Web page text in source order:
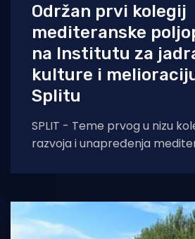
Održan prvi kolegij
mediteranske
na Institutu za
kulture i
Splitu
SPLIT - Teme prvog u nizu
razvoja i unapređenja
maslina i